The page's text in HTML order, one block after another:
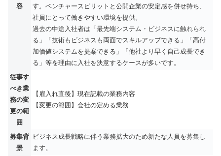
容
す。ベンチャースピリットと公開企業の安定感を併せ持ち、
社員にとって働きやすい環境を提供。
過去の中途入社者は「最先端システム・ビジネスに触れられ
る」「技術もビジネスも両面でスキルアップできる」「高付
加価値システムを提案できる」「他社より早く自己成長でき
る」等を理由に入社を決意するケースが多いです。
従事す
べき業
務の変
更の範
囲
【雇入れ直後】現在記載の業務内容
【変更の範囲】会社の定める業務
募集背
景
ビジネス成長戦略に伴う業務拡大のため新たな人員を募集し
ます。